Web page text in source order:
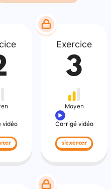
vidéo
Exercice
3
Moyen
Corrigé vidéo
s'exercer